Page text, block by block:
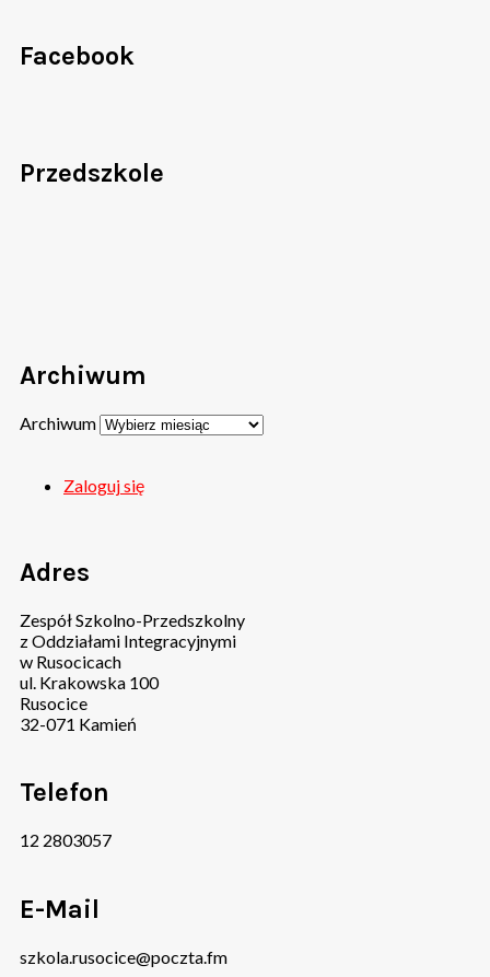
Facebook
Przedszkole
Archiwum
Archiwum
Zaloguj się
Adres
Zespół Szkolno-Przedszkolny
z Oddziałami Integracyjnymi
w Rusocicach
ul. Krakowska 100
Rusocice
32-071 Kamień
Telefon
12 2803057
E-Mail
szkola.rusocice@poczta.fm